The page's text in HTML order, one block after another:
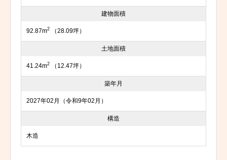
建物面積
92.87m2 （28.09坪）
土地面積
41.24m2 （12.47坪）
築年月
2027年02月（令和9年02月）
構造
木造